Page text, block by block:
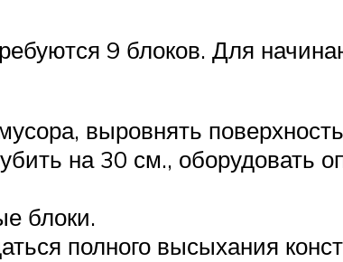
9 блоков. Для
выровнять
на 30 см., оборудовать
блоки.
полного высыхания